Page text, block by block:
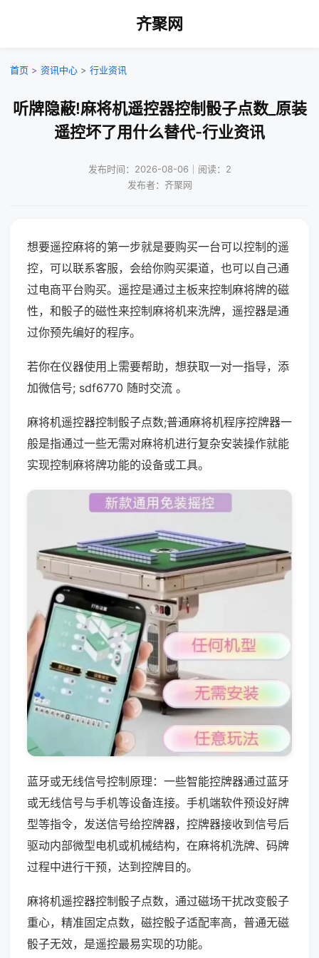
齐聚网
首页 > 资讯中心 > 行业资讯
听牌隐蔽!麻将机遥控器控制骰子点数_原装
遥控坏了用什么替代-行业资讯
发布时间：2026-08-06｜阅读：2
发布者：齐聚网
想要遥控麻将的第一步就是要购买一台可以控制的遥
控，可以联系客服，会给你购买渠道，也可以自己通
过电商平台购买。遥控是通过主板来控制麻将牌的磁
性，和骰子的磁性来控制麻将机来洗牌，遥控器是通
过你预先编好的程序。
若你在仪器使用上需要帮助，想获取一对一指导，添
加微信号; sdf6770 随时交流 。
麻将机遥控器控制骰子点数;普通麻将机程序控牌器一
般是指通过一些无需对麻将机进行复杂安装操作就能
实现控制麻将牌功能的设备或工具。
蓝牙或无线信号控制原理：一些智能控牌器通过蓝牙
或无线信号与手机等设备连接。手机端软件预设好牌
型等指令，发送信号给控牌器，控牌器接收到信号后
驱动内部微型电机或机械结构，在麻将机洗牌、码牌
过程中进行干预，达到控牌目的。
麻将机遥控器控制骰子点数，通过磁场干扰改变骰子
重心，精准固定点数，磁控骰子适配率高，普通无磁
骰子无效，是遥控最易实现的功能。